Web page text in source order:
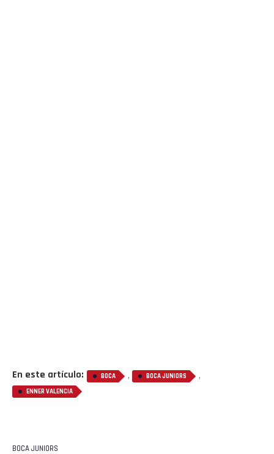
En este artículo: BOCA , BOCA JUNIORS ,
ENNER VALENCIA
BOCA JUNIORS